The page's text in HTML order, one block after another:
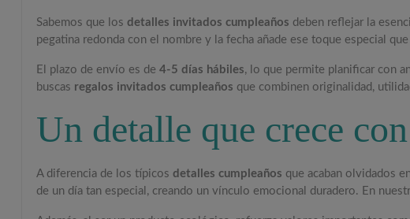
Sabemos que los detalles invitados cumpleaños deben reflejar la
pegatina redonda con el nombre y la fecha añade ese toque especial
El plazo de envío es de 4-5 días hábiles, lo que permite planificar con
buscas regalos invitados cumpleaños que combinen originalidad,
Un detalle que crece
A diferencia de los típicos detalles cumpleaños que acaban olvidados
de un día tan especial, creando un vínculo emocional duradero. En